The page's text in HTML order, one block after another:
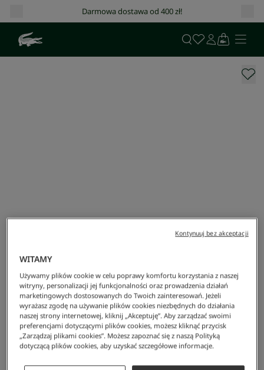
Darmowa dostawa od 400 zł!
Lacoste/ Mężczyzna Odzież/ Spodnie I Jeansy /Men's Trousers
Men's Trousers
WITAMY
Używamy plików cookie w celu poprawy komfortu korzystania z naszej
witryny, personalizacji jej funkcjonalności oraz prowadzenia działań
marketingowych dostosowanych do Twoich zainteresowań. Jeżeli
wyrażasz zgodę na używanie plików cookies niezbędnych do działania
naszej strony internetowej, kliknij „Akceptuję”. Aby zarządzać swoimi
preferencjami dotyczącymi plików cookies, możesz kliknąć przycisk
„Zarządzaj plikami cookies”. Możesz zapoznać się z naszą Polityką
dotyczącą plików cookies, aby uzyskać szczegółowe informacje.
Kontynuuj bez akceptacji